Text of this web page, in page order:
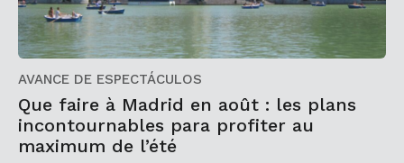
AVANCE DE ESPECTÁCULOS
Que faire à Madrid en août : les plans
incontournables para profiter au
maximum de l’été